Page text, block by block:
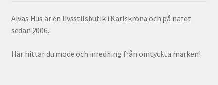
Alvas Hus är en livsstilsbutik i Karlskrona och på nätet
sedan 2006.
Här hittar du mode och inredning från omtyckta märken!